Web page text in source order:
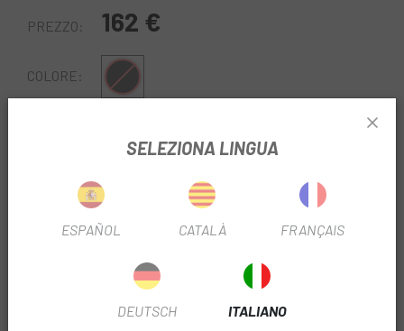
PREZZO: 162 €
COLORE: Nero
DV5772003
Esaurito
FAMMI SAPERE QUANDO SEI DISPONIBILE.
reggisella telescopico Tranz-X YSP15 31.6x150mm
SELEZIONA LINGUA
ESPAÑOL CATALÀ FRANÇAIS
DEUTSCH ITALIANO